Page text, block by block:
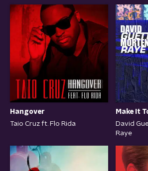
Hangover
Taio Cruz ft. Flo Rida
Make It
David
Raye